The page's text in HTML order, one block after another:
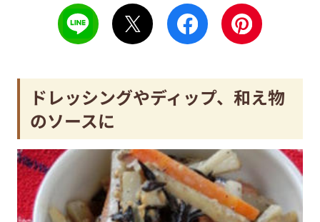
ドレッシングやディップ、和え物
のソースに